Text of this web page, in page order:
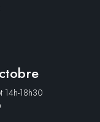
14h-18h30